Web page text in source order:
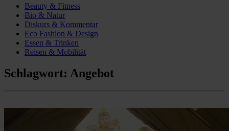
Beauty & Fitness
Bio & Natur
Diskurs & Kommentar
Eco Fashion & Design
Essen & Trinken
Reisen & Mobilität
Schlagwort: Angebot